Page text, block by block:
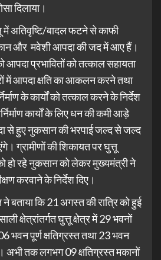
दिलाया।
में अतिवृष्टि/बादल फटने से काफी
और मवेशी आपदा की जद में आए हैं।
आपदा प्रभावितों को तत्काल सहायता
में आपदा क्षति का आकलन करने तथा
के कार्यों को तत्काल करने के निर्देश
कार्यों के लिए धन की कमी आड़े
से हुए नुकसान की भरपाई जल्द से जल्द
ग्रामीणों की शिकायत पर घुत्तू
हो रहे नुकसान को लेकर मुख्यमंत्री ने
करवाने के निर्देश दिए।
ने बताया कि 21 अगस्त की रात्रि को हुई
क्षेत्रांतर्गत घुत्तू क्षेत्र में 29 भवनों
भवन पूर्ण क्षतिग्रस्त तथा 23 भवन
अभी तक लगभग 09 क्षतिग्रस्त मकानों